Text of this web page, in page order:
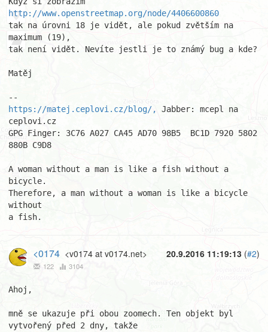
http://www.openstreetmap.org/node/4406600860
tak na úrovni 18 je vidět, ale pokud zvětším na
maximum (19),
tak není vidět. Nevíte jestli je to známý bug a kde?
Matěj
https://matej.ceplovi.cz/blog/,
Jabber: mcepl na
ceplovi.cz
GPG Finger: 3C76 A027 CA45 AD70 98B5  BC1D 7920 5802
880B C9D8
A woman without a man is like a fish without a
bicycle.
Therefore, a man without a woman is like a bicycle
without
a fish.
20.9.2016 11:19:13 (#2)
<0174 <v0174 at v0174.net>
122 3104
Ahoj,
mně se ukazuje při obou zoomech. Ten objekt byl
vytvořený před 2 dny, takže